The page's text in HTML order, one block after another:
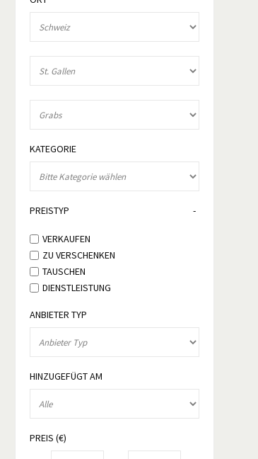
KATEGORIE
PREISTYP
VERKAUFEN
ZU VERSCHENKEN
TAUSCHEN
DIENSTLEISTUNG
ANBIETER TYP
HINZUGEFÜGT AM
PREIS (€)